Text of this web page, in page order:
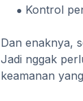
Kontrol
Dan enaknya,
Jadi nggak
keamanan